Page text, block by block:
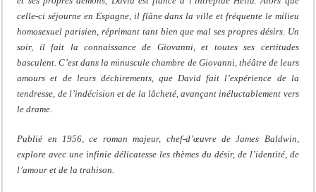
celle-ci séjourne en Espagne, il flâne dans la ville et fréquente le milieu
homosexuel parisien, réprimant tant bien que mal ses propres désirs. Un
soir, il fait la connaissance de Giovanni, et toutes ses certitudes
basculent. C’est dans la minuscule chambre de Giovanni, théâtre de leurs
amours et de leurs déchirements, que David fait l’expérience de la
tendresse, de l’indécision et de la lâcheté, avançant inéluctablement vers
le drame.
Publié en 1956, ce roman majeur, chef-d’œuvre de James Baldwin,
explore avec une infinie délicatesse les thèmes du désir, de l’identité, de
l’amour et de la trahison.